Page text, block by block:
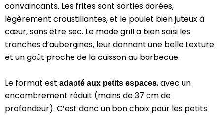
convaincants. Les frites sont sorties dorées,
légèrement croustillantes, et le poulet bien juteux à
cœur, sans être sec. Le mode grill a bien saisi les
tranches d’aubergines, leur donnant une belle texture
et un goût proche de la cuisson au barbecue.
Le format est adapté aux petits espaces, avec un
encombrement réduit (moins de 37 cm de
profondeur). C’est donc un bon choix pour les petits